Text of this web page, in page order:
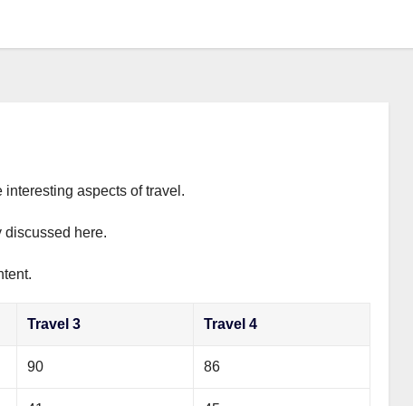
aspects of travel.
discussed here.
Travel 3 Travel 4
90 86